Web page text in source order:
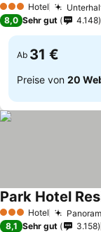
3 SterneHotel
8,0 Sehr gut 4.148
Ab 31 €
Preise von 20
3 SterneHotel
Park Hotel
8,1 Sehr gut 3.158